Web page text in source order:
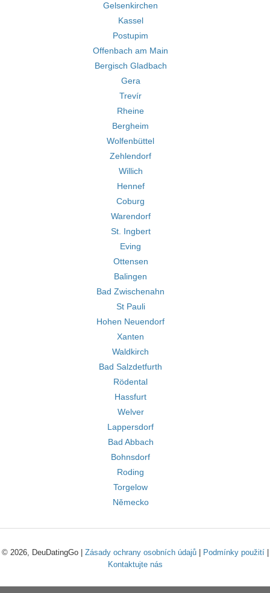
Gelsenkirchen
Kassel
Postupim
Offenbach am Main
Bergisch Gladbach
Gera
Trevír
Rheine
Bergheim
Wolfenbüttel
Zehlendorf
Willich
Hennef
Coburg
Warendorf
St. Ingbert
Eving
Ottensen
Balingen
Bad Zwischenahn
St Pauli
Hohen Neuendorf
Xanten
Waldkirch
Bad Salzdetfurth
Rödental
Hassfurt
Welver
Lappersdorf
Bad Abbach
Bohnsdorf
Roding
Torgelow
Německo
© 2026, DeuDatingGo | Zásady ochrany osobních údajů| Podmínky použití|
Kontaktujte nás